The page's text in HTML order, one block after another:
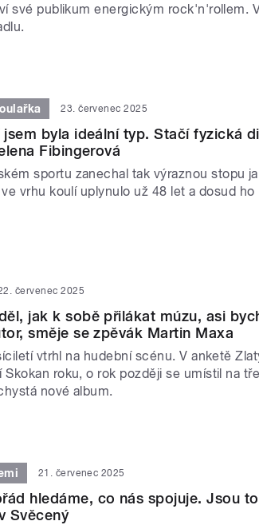
své publikum energickým rock'n'rollem.
23. červenec 2025
jsem byla ideální typ. Stačí fyzická
Fibingerová
sportu zanechal tak výraznou stopu
vrhu koulí uplynulo už 48 let a dosud ho
červenec 2025
jak k sobě přilákat múzu, asi
směje se zpěvák Martin Maxa
vtrhl na hudební scénu. V anketě
Skokan roku, o rok později se umístil na
nové album.
21. červenec 2025
hledáme, co nás spojuje. Jsou
Svěcený